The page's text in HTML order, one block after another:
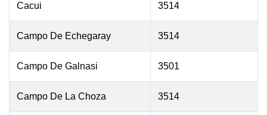
Cacui 3514
Campo De Echegaray 3514
Campo De Galnasi 3501
Campo De La Choza 3514